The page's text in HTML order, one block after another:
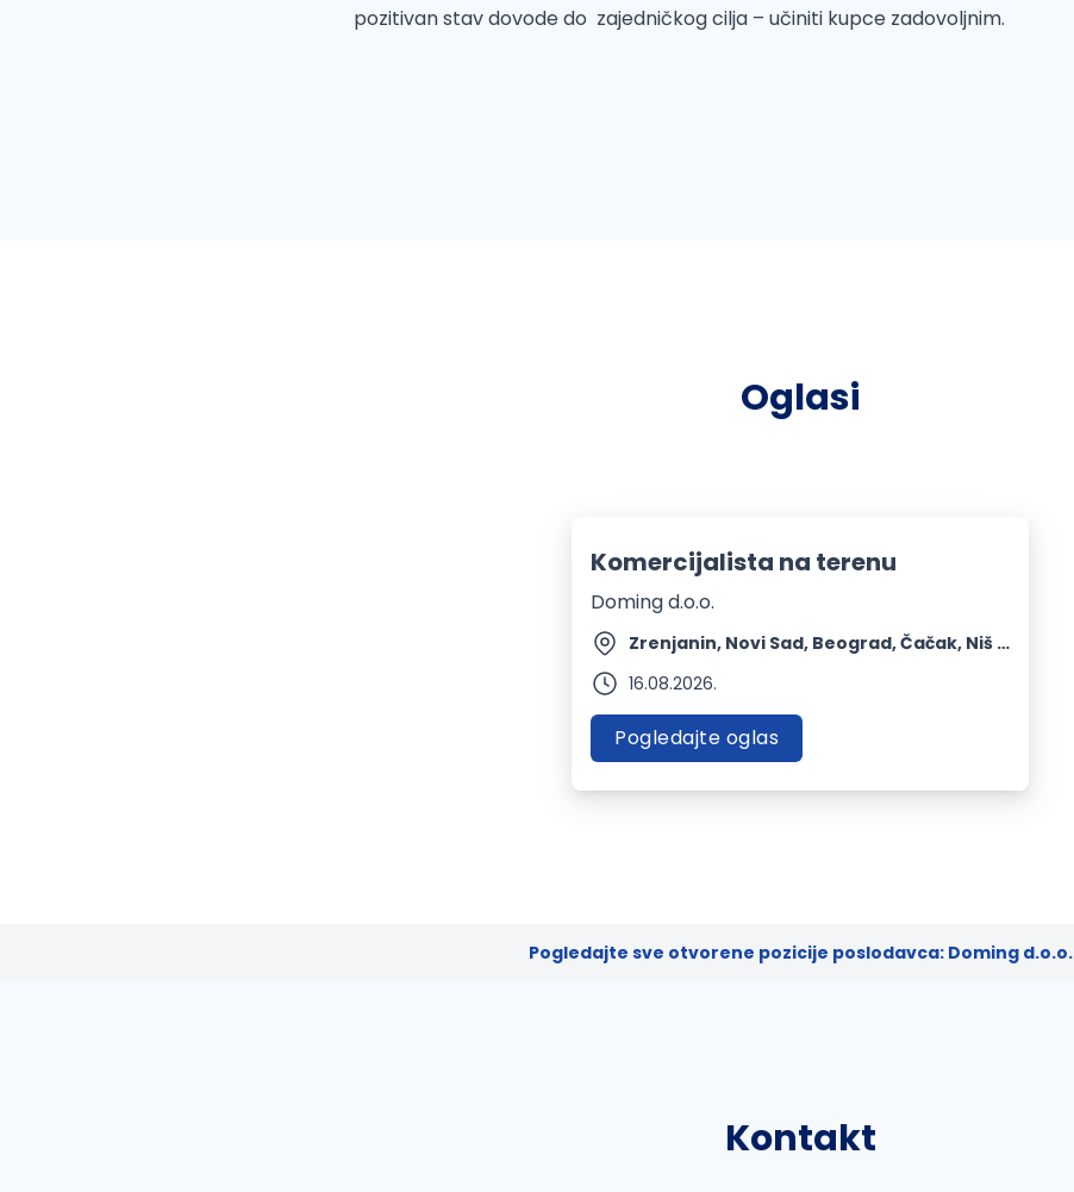
pozitivan stav dovode do zajedničkog cilja – učiniti kupce zadovoljnim.
Oglasi
Komercijalista na terenu
Doming d.o.o.
Zrenjanin, Novi Sad, Beograd, Čačak, Niš + 2 mesta | Terenski rad
16.08.2026.
Pogledajte oglas
Pogledajte sve otvorene pozicije poslodavca: Doming d.o.o.
Kontakt